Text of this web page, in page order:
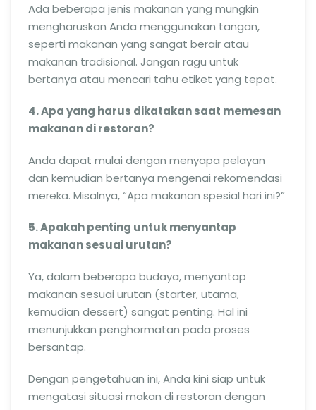
Ada beberapa jenis makanan yang mungkin
mengharuskan Anda menggunakan tangan,
seperti makanan yang sangat berair atau
makanan tradisional. Jangan ragu untuk
bertanya atau mencari tahu etiket yang tepat.
4. Apa yang harus dikatakan saat memesan
makanan di restoran?
Anda dapat mulai dengan menyapa pelayan
dan kemudian bertanya mengenai rekomendasi
mereka. Misalnya, “Apa makanan spesial hari ini?”
5. Apakah penting untuk menyantap
makanan sesuai urutan?
Ya, dalam beberapa budaya, menyantap
makanan sesuai urutan (starter, utama,
kemudian dessert) sangat penting. Hal ini
menunjukkan penghormatan pada proses
bersantap.
Dengan pengetahuan ini, Anda kini siap untuk
mengatasi situasi makan di restoran dengan